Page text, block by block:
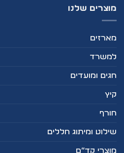
מוצרים שלנו
מארזים
למשרד
חגים ומועדים
קיץ
חורף
שילוט ומיתוג חללים
מוצרי קד”ם